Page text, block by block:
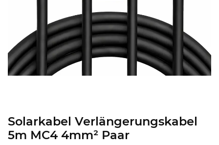
Solarkabel Verlängerungskabel
5m MC4 4mm² Paar